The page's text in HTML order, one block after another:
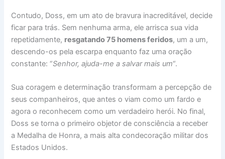
Contudo, Doss, em um ato de bravura inacreditável, decide
ficar para trás. Sem nenhuma arma, ele arrisca sua vida
repetidamente, resgatando 75 homens feridos, um a um,
descendo-os pela escarpa enquanto faz uma oração
constante: “Senhor, ajuda-me a salvar mais um“.
Sua coragem e determinação transformam a percepção de
seus companheiros, que antes o viam como um fardo e
agora o reconhecem como um verdadeiro herói. No final,
Doss se torna o primeiro objetor de consciência a receber
a Medalha de Honra, a mais alta condecoração militar dos
Estados Unidos.